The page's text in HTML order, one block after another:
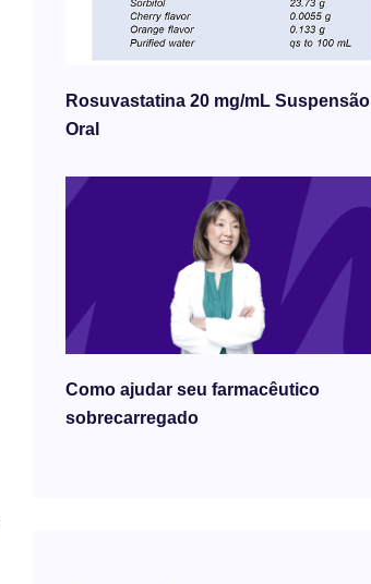
Rosuvastatina 20 mg/mL Suspensão
Oral
Como ajudar seu farmacêutico
sobrecarregado